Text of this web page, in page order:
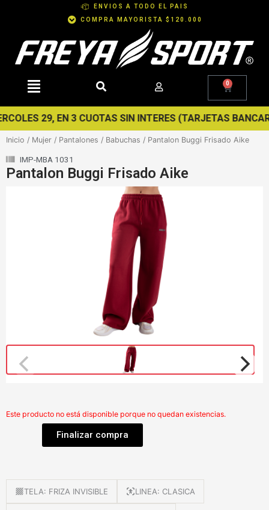
ENVIOS A TODO EL PAIS
COMPRA MAYORISTA $120.000
0 Cart
29, EN 3 CUOTAS SIN INTERES (TARJETAS
Inicio / Mujer / Pantalones / Babuchas / Pantalon Buggi Frisado Aike
IMP-MBA 1031
Pantalon Buggi Frisado Aike
Este producto no está disponible porque no quedan existencias.
Finalizar compra
TELA: FRIZA INVISIBLE LINEA: CLASICA